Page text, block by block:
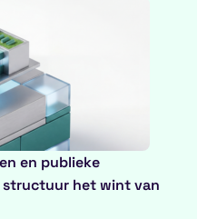
en publieke
het wint van